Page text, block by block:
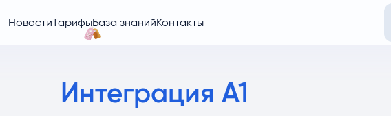
НовостиТарифыБаза знанийКонтакты
Интеграция A1